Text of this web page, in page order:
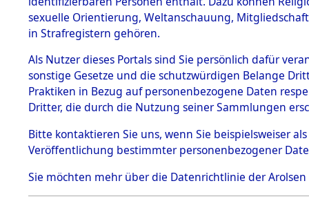
mente
1.2.9 Beim ITS
verwahrte
1.2.9.1
Effekten aus
dem KZ
Dachau
Effekten aus
dem KZ
Dachau,
Landesentsch
ädigungsamt
Land
Sowjetunion
Weitere Angaben
wurden nach der
Inventarisierung und
Nachforschungen
Häftlingsnummer
sexuelle Orientierung, Weltanschauung,
in Strafregistern gehören.
Als Nutzer dieses Portals sind Sie persönlich dafür
sonstige Gesetze und die schutzwürdigen Belange
Praktiken in Bezug auf personenbezogene Daten
Dritter, die durch die Nutzung seiner Sammlungen
Bitte kontaktieren Sie uns, wenn Sie beispielsweiser
Veröffentlichung bestimmter personenbezogener
Sie möchten mehr über die Datenrichtlinie der Arolsen